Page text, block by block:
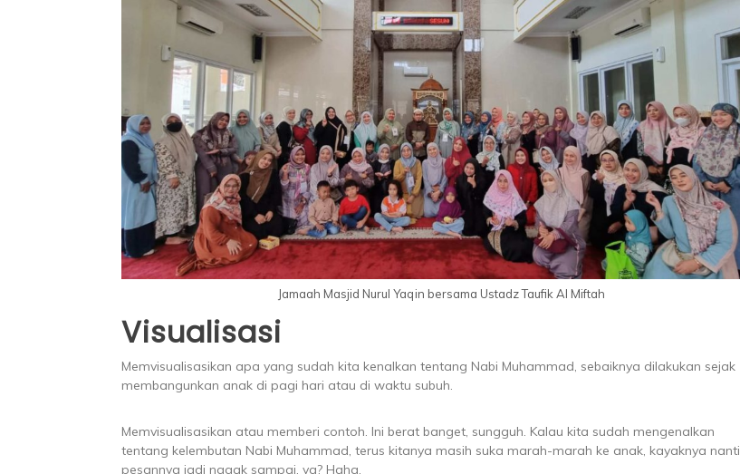
Jamaah Masjid Nurul Yaqin bersama Ustadz Taufik Al Miftah
Visualisasi
Memvisualisasikan apa yang sudah kita kenalkan tentang Nabi Muhammad, sebaiknya dilakukan sejak
membangunkan anak di pagi hari atau di waktu subuh.
Memvisualisasikan atau memberi contoh. Ini berat banget, sungguh. Kalau kita sudah mengenalkan
tentang kelembutan Nabi Muhammad, terus kitanya masih suka marah-marah ke anak, kayaknya nanti
pesannya jadi nggak sampai, ya? Haha.